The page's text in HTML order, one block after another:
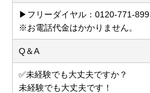
▶フリーダイヤル：0120-771-899
※お電話代金はかかりません。
Q＆A
✅未経験でも大丈夫ですか？
未経験でも大丈夫です！